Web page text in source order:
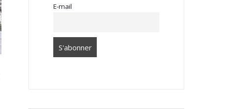
E-mail